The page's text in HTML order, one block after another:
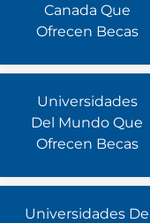
Canada Que
Ofrecen Becas
Universidades
Del Mundo Que
Ofrecen Becas
Universidades De